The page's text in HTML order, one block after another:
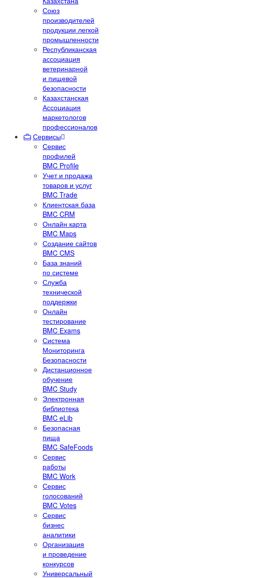
Союз
производителей
продукции легкой
промышленности
Республиканская
ассоциация
ветеринарной
и пищевой
безопасности
Казахстанская
Ассоциация
маркетологов
профессионалов
Сервисы
Сервис
профилей
BMC Profile
Учет и продажа
товаров и услуг
BMC Trade
Клиентская база
BMC CRM
Онлайн карта
BMC Maps
Создание сайтов
BMC CMS
База знаний
по системе
Служба
технической
поддержки
Онлайн
тестирование
BMC Exams
Система
Мониторинга
Безопасности
Дистанционное
обучение
BMC Study
Электронная
библиотека
BMC eLib
Безопасная
пища
BMC SafeFoods
Сервис
работы
BMC Work
Сервис
голосований
BMC Votes
Сервис
бизнес
аналитики
Организация
и проведение
конкурсов
Универсальный